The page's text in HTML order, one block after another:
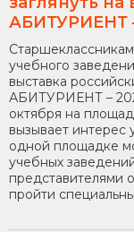
АБИТУРИЕНТ
учебного
выставка
АБИТУРИЕНТ –
октября на
вызывает интерес
одной площадке
учебных
представителями
пройти